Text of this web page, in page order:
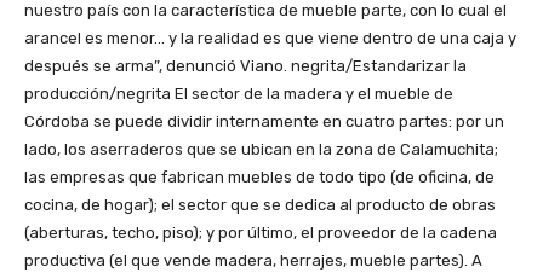
nuestro país con la característica de mueble parte, con lo cual el
arancel es menor… y la realidad es que viene dentro de una caja y
después se arma”, denunció Viano. negrita/Estandarizar la
producción/negrita El sector de la madera y el mueble de
Córdoba se puede dividir internamente en cuatro partes: por un
lado, los aserraderos que se ubican en la zona de Calamuchita;
las empresas que fabrican muebles de todo tipo (de oficina, de
cocina, de hogar); el sector que se dedica al producto de obras
(aberturas, techo, piso); y por último, el proveedor de la cadena
productiva (el que vende madera, herrajes, mueble partes). A